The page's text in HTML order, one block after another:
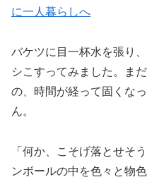
に一人暮らしへ
バケツに目一杯水を張り
シこすってみました。ま
の、時間が経って固くな
ん。
「何か、こそげ落とせそ
ンボールの中を色々と物